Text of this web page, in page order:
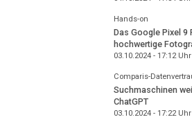
Hands-on
Das Google Pixel 9
hochwertige
03.10.2024 - 17:12Uhr
Comparis-
Suchmaschinen
ChatGPT
03.10.2024 - 17:22Uhr